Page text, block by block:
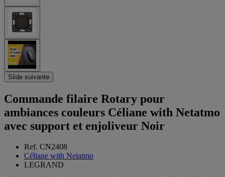
Slide suivante
Commande filaire Rotary pour
ambiances couleurs Céliane with Netatmo
avec support et enjoliveur Noir
Ref. CN2408
Céliane with Netatmo
LEGRAND